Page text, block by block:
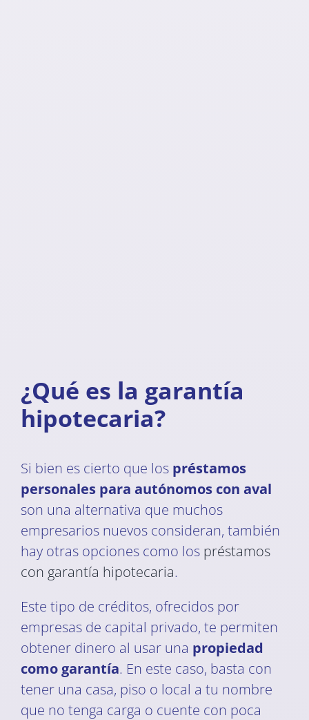
¿Qué es la garantía
hipotecaria?
Si bien es cierto que los préstamos
personales para autónomos con aval
son una alternativa que muchos
empresarios nuevos consideran, también
hay otras opciones como lospréstamos
con garantía hipotecaria.
Este tipo de créditos, ofrecidos por
empresas de capital privado, te permiten
obtener dinero al usar una propiedad
como garantía. En este caso, basta con
tener una casa, piso o local a tu nombre
que no tenga carga o cuente con poca